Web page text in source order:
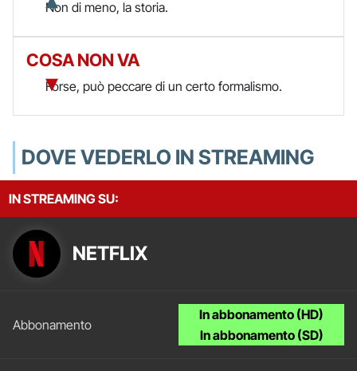
Non di meno, la storia.
COSA NON VA
Forse, può peccare di un certo formalismo.
DOVE VEDERLO IN STREAMING
IN STREAMING SU:
NETFLIX
In abbonamento (HD)
In abbonamento (SD)